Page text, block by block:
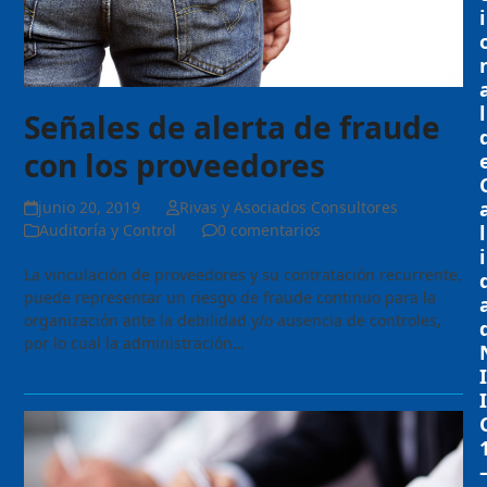
Señales de alerta de fraude
con los proveedores
junio 20, 2019
Rivas y Asociados Consultores
Auditoría y Control
0 comentarios
La vinculación de proveedores y su contratación recurrente,
puede representar un riesgo de fraude continuo para la
organización ante la debilidad y/o ausencia de controles,
por lo cual la administración…
i
l
l
i
I
I